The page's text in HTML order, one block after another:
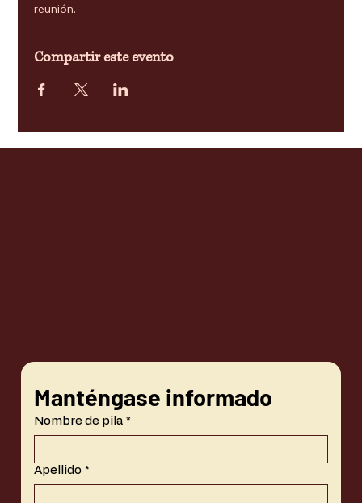
reunión.
Compartir este evento
Manténgase informado
Nombre de pila *
Apellido *